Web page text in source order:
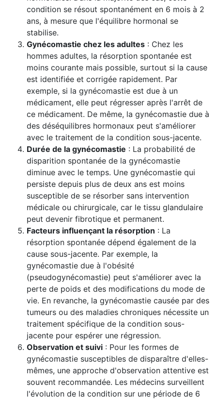
condition se résout spontanément en 6 mois à 2
ans, à mesure que l'équilibre hormonal se
stabilise.
Gynécomastie chez les adultes : Chez les
hommes adultes, la résorption spontanée est
moins courante mais possible, surtout si la cause
est identifiée et corrigée rapidement. Par
exemple, si la gynécomastie est due à un
médicament, elle peut régresser après l'arrêt de
ce médicament. De même, la gynécomastie due à
des déséquilibres hormonaux peut s'améliorer
avec le traitement de la condition sous-jacente.
Durée de la gynécomastie : La probabilité de
disparition spontanée de la gynécomastie
diminue avec le temps. Une gynécomastie qui
persiste depuis plus de deux ans est moins
susceptible de se résorber sans intervention
médicale ou chirurgicale, car le tissu glandulaire
peut devenir fibrotique et permanent.
Facteurs influençant la résorption : La
résorption spontanée dépend également de la
cause sous-jacente. Par exemple, la
gynécomastie due à l'obésité
(pseudogynécomastie) peut s'améliorer avec la
perte de poids et des modifications du mode de
vie. En revanche, la gynécomastie causée par des
tumeurs ou des maladies chroniques nécessite un
traitement spécifique de la condition sous-
jacente pour espérer une régression.
Observation et suivi : Pour les formes de
gynécomastie susceptibles de disparaître d'elles-
mêmes, une approche d'observation attentive est
souvent recommandée. Les médecins surveillent
l'évolution de la condition sur une période de 6